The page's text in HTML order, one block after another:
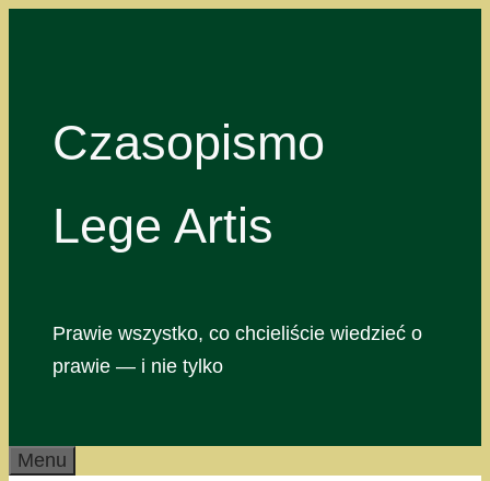
Czasopismo
Lege Artis
Prawie wszystko, co chcieliście wiedzieć o
prawie — i nie tylko
Menu